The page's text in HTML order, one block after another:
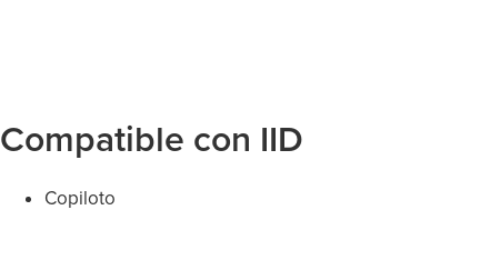
Compatible con IID
Copiloto